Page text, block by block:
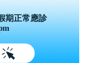
期正常應診